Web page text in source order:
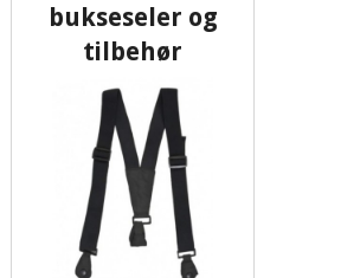
bukseseler og
tilbehør